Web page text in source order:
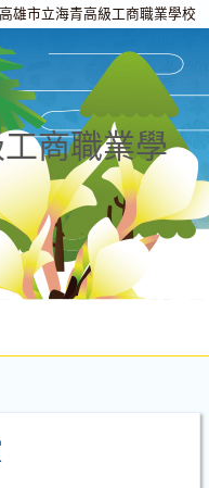
高雄市立海青高級工商職業學校
商職業學